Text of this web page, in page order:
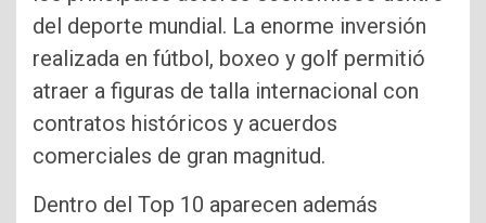
del deporte mundial. La enorme inversión
realizada en fútbol, boxeo y golf permitió
atraer a figuras de talla internacional con
contratos históricos y acuerdos
comerciales de gran magnitud.
Dentro del Top 10 aparecen además